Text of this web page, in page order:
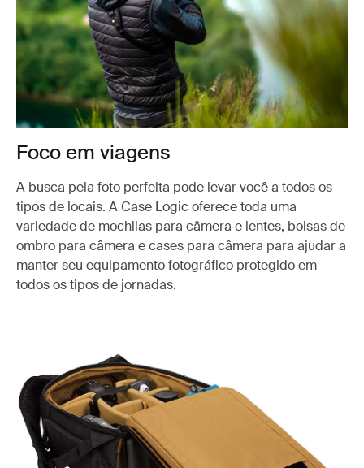
Foco em viagens
A busca pela foto perfeita pode levar você a todos os
tipos de locais. A Case Logic oferece toda uma
variedade de mochilas para câmera e lentes, bolsas de
ombro para câmera e cases para câmera para ajudar a
manter seu equipamento fotográfico protegido em
todos os tipos de jornadas.